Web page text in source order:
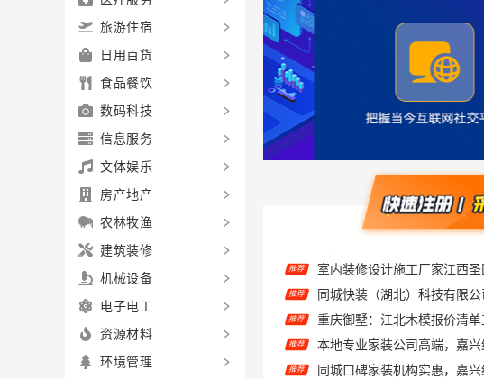
推荐
推荐 重庆御墅：江北木模报价清
推荐
推荐
推荐
旅游住宿
日用百货
食品餐饮
数码科技
信息服务
文体娱乐
房产地产
农林牧渔
建筑装修
机械设备
电子电工
资源材料
环境管理